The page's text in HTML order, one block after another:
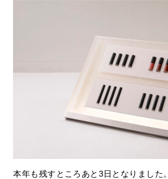
本年も残すところあと3日となりました。